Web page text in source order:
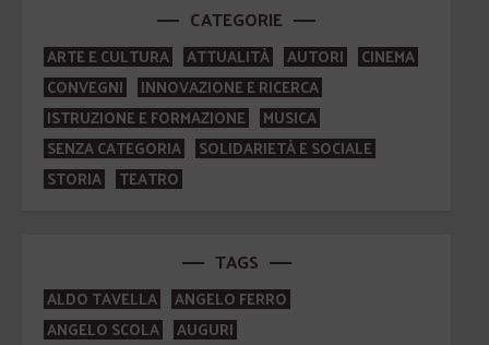
CATEGORIE
ARTE E CULTURA ATTUALITÀ AUTORI
CINEMA
CONVEGNI
INNOVAZIONE E RICERCA
ISTRUZIONE E FORMAZIONE
MUSICA
SENZA CATEGORIA
SOLIDARIETÀ E SOCIALE
STORIA
TEATRO
TAGS
ALDO TAVELLA
ANGELO FERRO
ANGELO SCOLA
AUGURI